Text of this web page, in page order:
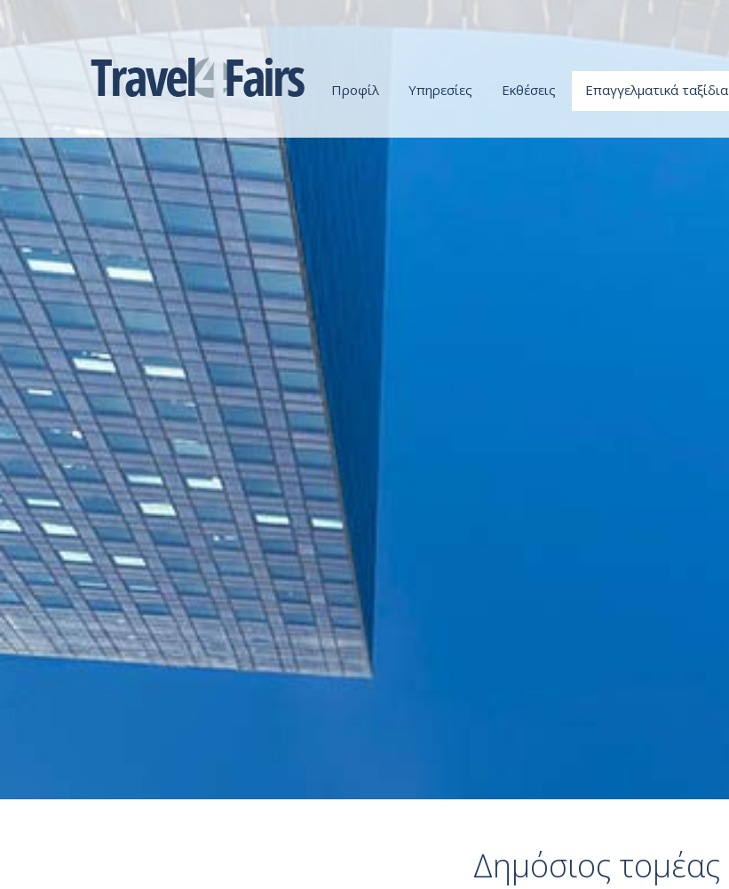
Προφίλ Υπηρεσίες Εκθέσεις Επαγγελματικά ταξίδια
Δημόσιος τομέας